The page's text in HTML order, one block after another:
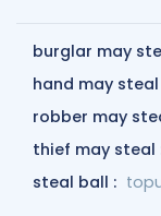
burglar may
hand may steal
robber may
thief may steal
steal ball :